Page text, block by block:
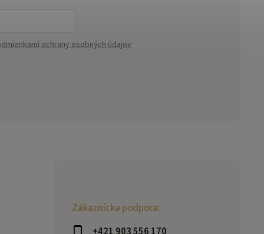
Zákaznícka podpora:
ochrany osobných údajov